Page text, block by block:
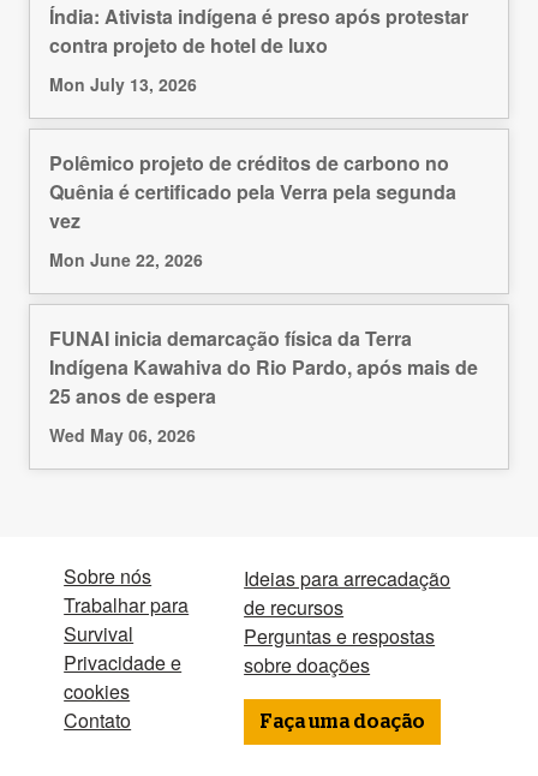
Índia: Ativista indígena é preso após protestar
contra projeto de hotel de luxo
Mon July 13, 2026
Polêmico projeto de créditos de carbono no
Quênia é certificado pela Verra pela segunda
vez
Mon June 22, 2026
FUNAI inicia demarcação física da Terra
Indígena Kawahiva do Rio Pardo, após mais de
25 anos de espera
Wed May 06, 2026
Sobre nós
Trabalhar para
Survival
Privacidade e
cookies
Contato
Ideias para arrecadação
de recursos
Perguntas e respostas
sobre doações
Faça uma doação